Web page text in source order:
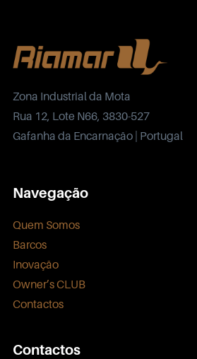
Zona Industrial da Mota
Rua 12, Lote N66, 3830-527
Gafanha da Encarnação | Portugal
Navegação
Quem Somos
Barcos
Inovação
Owner’s CLUB
Contactos
Contactos